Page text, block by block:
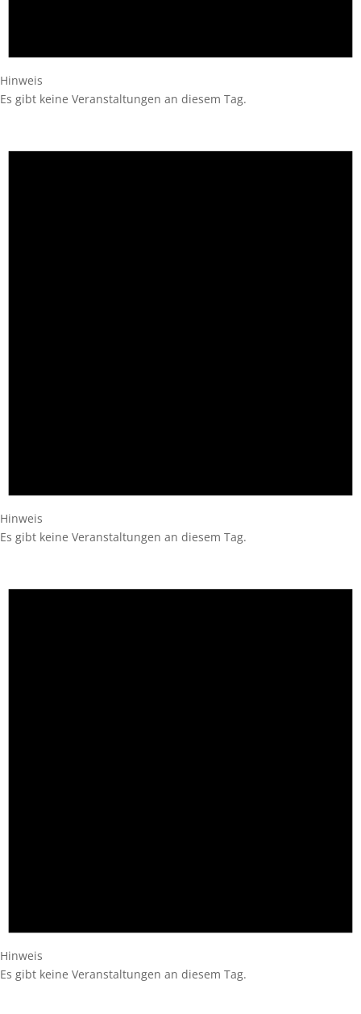
Hinweis
Es gibt keine Veranstaltungen an diesem Tag.
Hinweis
Es gibt keine Veranstaltungen an diesem Tag.
Hinweis
Es gibt keine Veranstaltungen an diesem Tag.